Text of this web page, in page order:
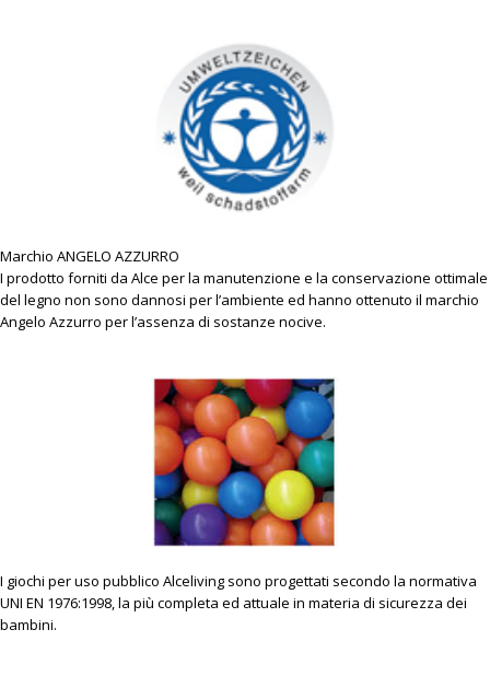
Marchio ANGELO AZZURRO
I prodotto forniti da Alce per la manutenzione e la conservazione ottimale
del legno non sono dannosi per l’ambiente ed hanno ottenuto il marchio
Angelo Azzurro per l’assenza di sostanze nocive.
I giochi per uso pubblico Alceliving sono progettati secondo la normativa
UNI EN 1976:1998, la più completa ed attuale in materia di sicurezza dei
bambini.